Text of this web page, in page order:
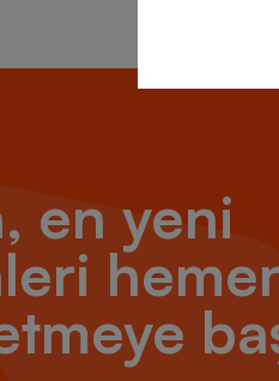
en yeni